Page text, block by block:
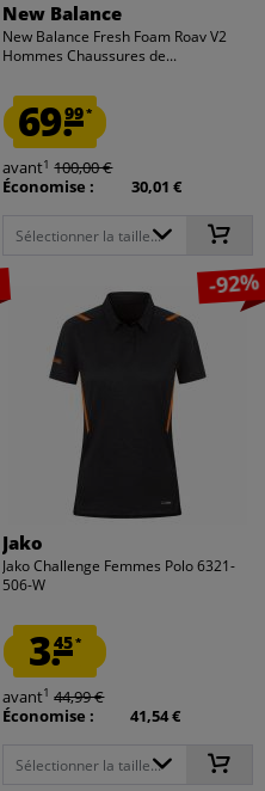
New Balance
New Balance Fresh Foam Roav V2
Hommes Chaussures de...
69.99*
avant1 100,00 €
Économise :
30,01 €
Sélectionner la taille...
-92%
Jako
Jako Challenge Femmes Polo 6321-
506-W
3.45*
avant1 44,99 €
Économise :
41,54 €
Sélectionner la taille...